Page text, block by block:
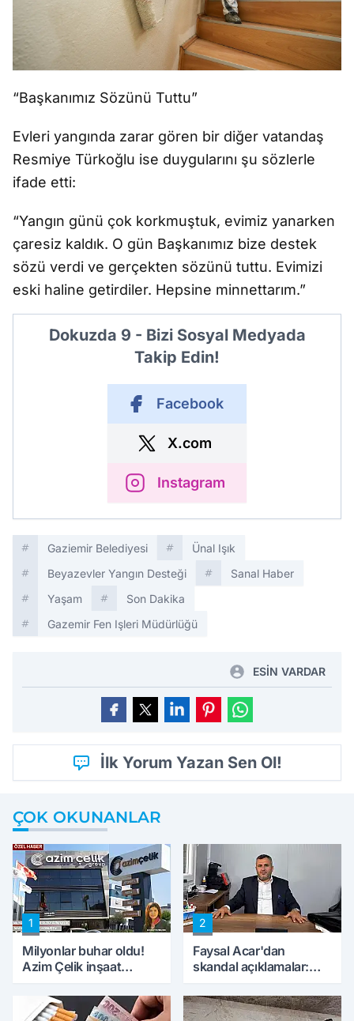
“Başkanımız Sözünü Tuttu”
Evleri yangında zarar gören bir diğer vatandaş
Resmiye Türkoğlu ise duygularını şu sözlerle
ifade etti:
“Yangın günü çok korkmuştuk, evimiz yanarken
çaresiz kaldık. O gün Başkanımız bize destek
sözü verdi ve gerçekten sözünü tuttu. Evimizi
eski haline getirdiler. Hepsine minnettarım.”
Dokuzda 9 - Bizi Sosyal Medyada
Takip Edin!
Facebook
X.com
Instagram
Gaziemir Belediyesi
Ünal Işık
Beyazevler Yangın Desteği
Sanal Haber
Yaşam
Son Dakika
Gazemir Fen Işleri Müdürlüğü
ESİN VARDAR
İlk Yorum Yazan Sen Ol!
ÇOK OKUNANLAR
1
Milyonlar buhar oldu!
Azim Çelik inşaat
konuştu
2
Faysal Acar'dan
skandal açıklamalar:
peynircilerimizi de
kıskaca aldı, müdahale